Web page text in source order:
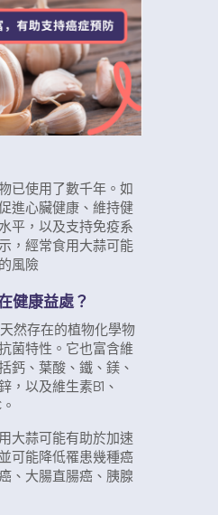
已使用了數千年。如
進心臟健康、維持健
平，以及支持免疫系
，經常食用大蒜可能
風險
健康益處？
然存在的植物化學物
菌特性。它也富含維
鈣、葉酸、鐵、鎂、
，以及維生素B1、
大蒜可能有助於加速
可能降低罹患幾種癌
、大腸直腸癌、胰腺